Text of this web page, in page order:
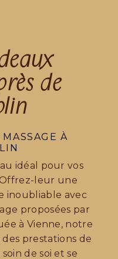
de
À
idéal pour vos
leur une
inoubliable avec
proposées par
à Vienne, notre
prestations de
de soi et se